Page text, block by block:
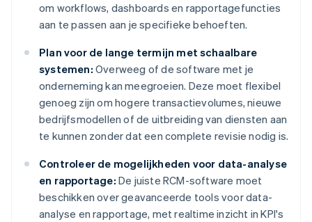
om workflows, dashboards en rapportagefuncties
aan te passen aan je specifieke behoeften.
Plan voor de lange termijn met schaalbare
systemen: Overweeg of de software met je
onderneming kan meegroeien. Deze moet flexibel
genoeg zijn om hogere transactievolumes, nieuwe
bedrijfsmodellen of de uitbreiding van diensten aan
te kunnen zonder dat een complete revisie nodig is.
Controleer de mogelijkheden voor data-analyse
en rapportage: De juiste RCM-software moet
beschikken over geavanceerde tools voor data-
analyse en rapportage, met realtime inzicht in KPI's